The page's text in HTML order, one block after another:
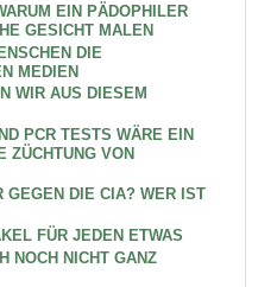
EIN PÄDOPHILER
GESICHT MALEN
DIE
MEDIEN
WIR AUS DIESEM
PCR TESTS WÄRE EIN
ZÜCHTUNG VON
GEGEN DIE CIA? WER IST
FÜR JEDEN ETWAS
NOCH NICHT GANZ